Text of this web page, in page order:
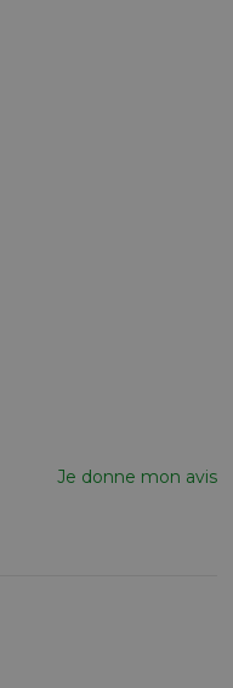
Je donne mon avis